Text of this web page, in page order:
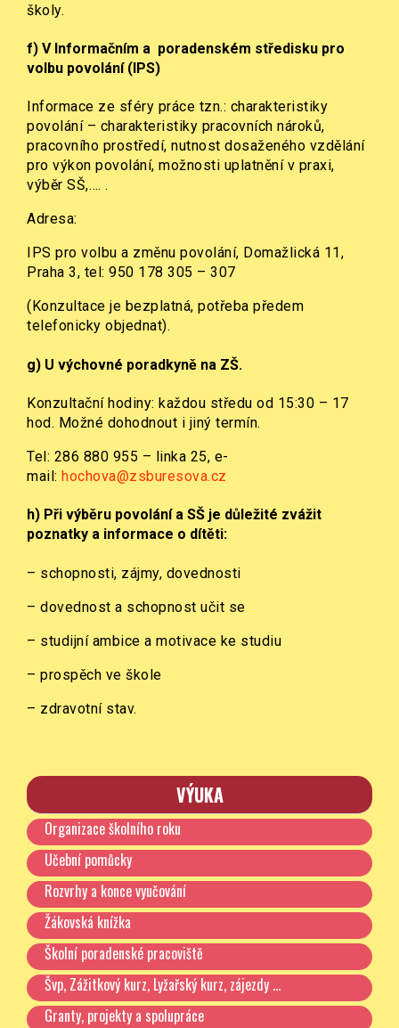
školy.
f) V Informačním a poradenském středisku pro
volbu povolání (IPS)
Informace ze sféry práce tzn.: charakteristiky
povolání – charakteristiky pracovních nároků,
pracovního prostředí, nutnost dosaženého vzdělání
pro výkon povolání, možnosti uplatnění v praxi,
výběr SŠ,…. .
Adresa:
IPS pro volbu a změnu povolání, Domažlická 11,
Praha 3, tel: 950 178 305 – 307
(Konzultace je bezplatná, potřeba předem
telefonicky objednat).
g) U výchovné poradkyně na ZŠ.
Konzultační hodiny: každou středu od 15:30 – 17
hod. Možné dohodnout i jiný termín.
Tel: 286 880 955 – linka 25, e-
mail: hochova@zsburesova.cz
h) Při výběru povolání a SŠ je důležité zvážit
poznatky a informace o dítěti:
– schopnosti, zájmy, dovednosti
– dovednost a schopnost učit se
– studijní ambice a motivace ke studiu
– prospěch ve škole
– zdravotní stav.
VÝUKA
Organizace školního roku
Učební pomůcky
Rozvrhy a konce vyučování
Žákovská knížka
Školní poradenské pracoviště
Švp, Zážitkový kurz, Lyžařský kurz, zájezdy …
Granty, projekty a spolupráce